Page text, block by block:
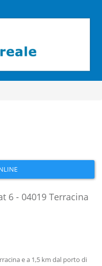
6 - 04019 Terracina
e a 1,5 km dal porto di